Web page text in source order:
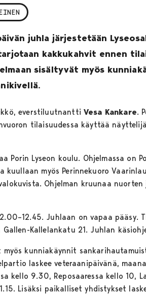
juhla järjestetään
kakkukahvit ennen
sisältyvät myös
everstiluutnantti Vesa Kankare.
tilaisuudessa käyttää
Lyseon koulu. Ohjelmassa on
kuullaan myös Perinnekuoro
Ohjelman kruunaa nuorten
Juhlaan on vapaa pääsy.
Kallelankatu 21. Juhlan
kunniakäynnit
laskee veteraanipäivänä,
kello 9.30, Reposaaressa kello 10,
Lisäksi paikalliset yhdistykset